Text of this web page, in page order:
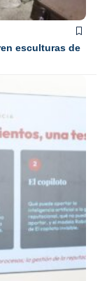
esculturas de